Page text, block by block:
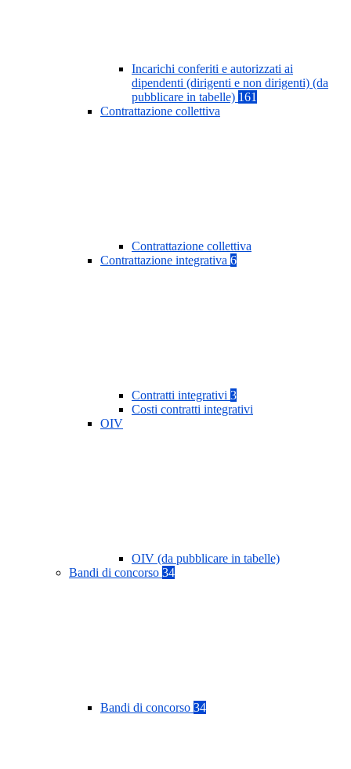
Incarichi conferiti e autorizzati ai
dipendenti (dirigenti e non dirigenti) (da
pubblicare in tabelle) 161
Contrattazione collettiva
Contrattazione collettiva
Contrattazione integrativa 6
Contratti integrativi 3
Costi contratti integrativi
OIV
OIV (da pubblicare in tabelle)
Bandi di concorso 34
Bandi di concorso 34